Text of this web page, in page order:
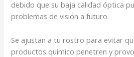
debido que su baja calidad óptica
problemas de visión a futuro.
Se ajustan a tu rostro para evitar
productos químico penetren y